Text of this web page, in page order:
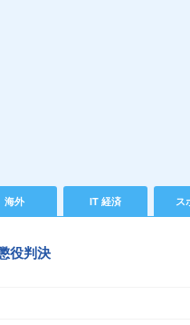
海外 IT 経済 ス
役判決